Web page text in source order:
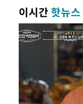
이시간핫뉴스